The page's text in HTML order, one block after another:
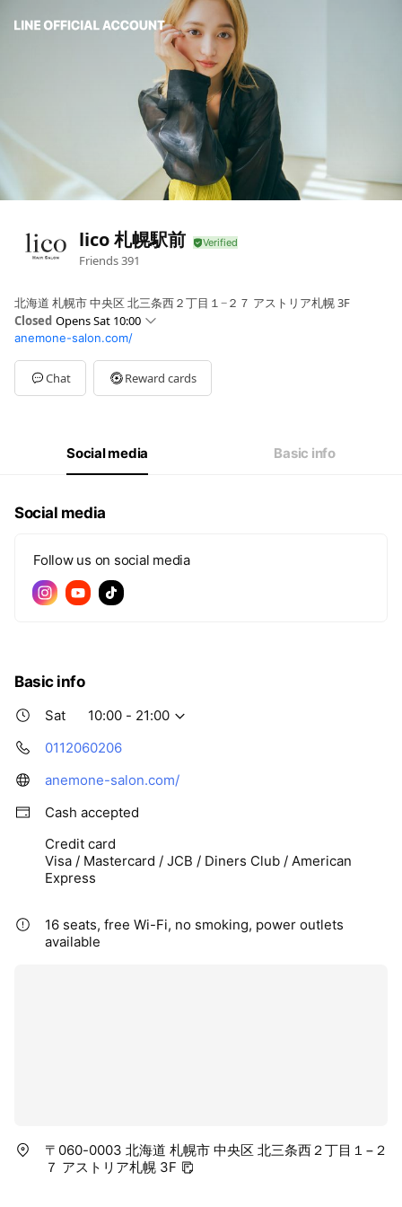
lico 札幌駅前
Friends391
北海道 札幌市 中央区 北三条西２丁目１−２７ アストリア札幌 3F
Closed Opens Sat 10:00
Sun10:00 - 21:00
Mon10:00 - 22:00
Tue10:00 - 22:00
Wed10:00 - 22:00
10:00 - 21:00
anemone-salon.com/
Chat Reward cards
Social media Basic info
Social media
Follow us on social media
Basic info
Sat
10:00 - 21:00
0112060206
anemone-salon.com/
Cash accepted
Credit card
Visa / Mastercard / JCB / Diners Club / American
Express
16 seats, free Wi-Fi, no smoking, power outlets
available
〒060-0003 北海道 札幌市 中央区 北三条西２丁目１−２
７ アストリア札幌 3F